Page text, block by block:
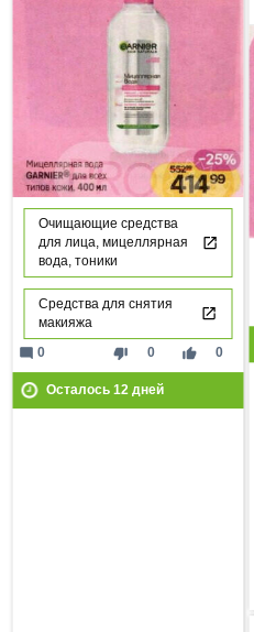
Очищающие средства
для лица, мицеллярная
вода, тоники
Средства для снятия
макияжа
thumb_down 0 thumb_up 0
mode_comment 0
Осталось 12дней